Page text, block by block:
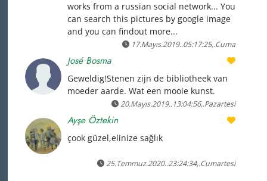
works from a russian social network... You
can search this pictures by google image
and you can findout more...
17.Mayıs.2019..05:17:25,.Cuma
José Bosma
Geweldig!Stenen zijn de bibliotheek van
moeder aarde. Wat een mooie kunst.
20.Mayıs.2019..13:04:56,.Pazartesi
Ayşe Öztekin
çook güzel,elinize sağlık
25.Temmuz.2020..23:24:34,.Cumartesi